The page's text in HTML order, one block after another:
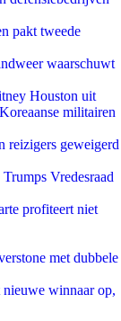
pakt tweede
waarschuwt
Houston uit
militairen
reizigers geweigerd
Vredesraad
profiteert niet
met dubbele
nieuwe winnaar op,